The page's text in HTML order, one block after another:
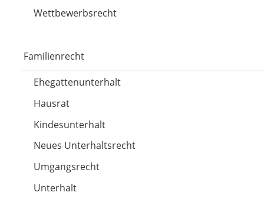
Wettbewerbsrecht
Familienrecht
Ehegattenunterhalt
Hausrat
Kindesunterhalt
Neues Unterhaltsrecht
Umgangsrecht
Unterhalt